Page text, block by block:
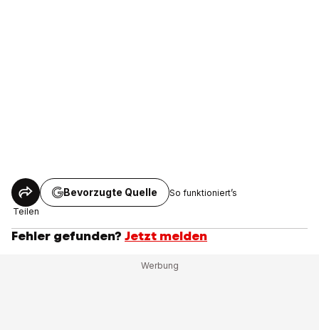
Teilen
Bevorzugte Quelle So funktioniert’s
Fehler gefunden? Jetzt melden